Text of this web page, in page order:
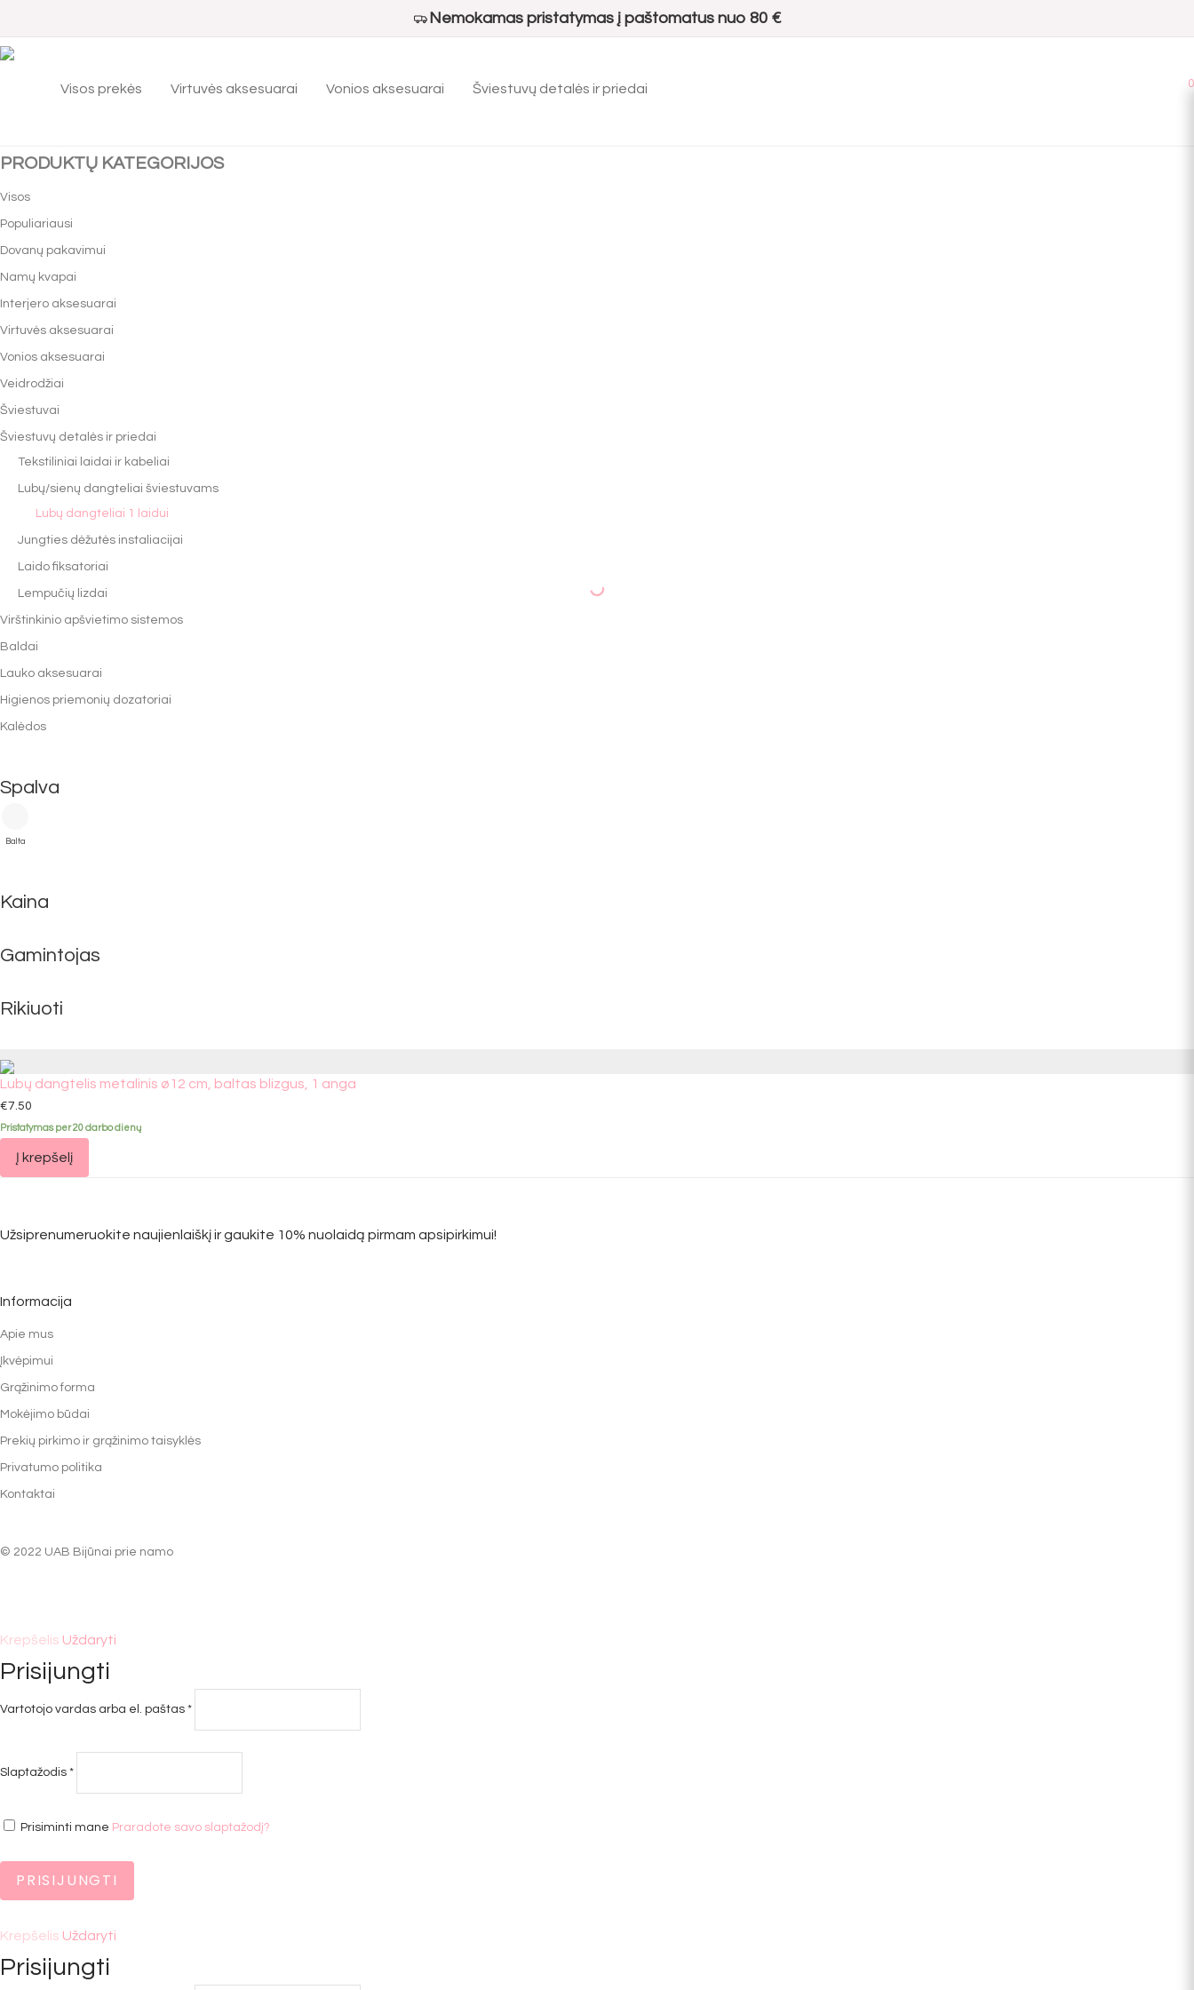
Nemokamas pristatymas į paštomatus nuo 80 €
Visos prekės Virtuvės aksesuarai Vonios aksesuarai Šviestuvų detalės ir priedai 0
PRODUKTŲ KATEGORIJOS
Visos
Populiariausi
Dovanų pakavimui
Namų kvapai
Interjero aksesuarai
Virtuvės aksesuarai
Vonios aksesuarai
Veidrodžiai
Šviestuvai
Šviestuvų detalės ir priedai
Tekstiliniai laidai ir kabeliai
Lubų/sienų dangteliai šviestuvams
Lubų dangteliai 1 laidui
Jungties dėžutės instaliacijai
Laido fiksatoriai
Lempučių lizdai
Virštinkinio apšvietimo sistemos
Baldai
Lauko aksesuarai
Higienos priemonių dozatoriai
Kalėdos
Spalva
Balta
Kaina
Gamintojas
Rikiuoti
Lubų dangtelis metalinis ø12 cm, baltas blizgus, 1 anga
€7.50
Pristatymas per 20 darbo dienų
Į krepšelį
Užsiprenumeruokite naujienlaiškį ir gaukite 10% nuolaidą pirmam apsipirkimui!
Informacija
Apie mus
Įkvėpimui
Grąžinimo forma
Mokėjimo būdai
Prekių pirkimo ir grąžinimo taisyklės
Privatumo politika
Kontaktai
© 2022 UAB Bijūnai prie namo
Krepšelis Uždaryti
Prisijungti
Vartotojo vardas arba el. paštas *
Slaptažodis *
Prisiminti mane Praradote savo slaptažodį?
PRISIJUNGTI
Krepšelis Uždaryti
Prisijungti